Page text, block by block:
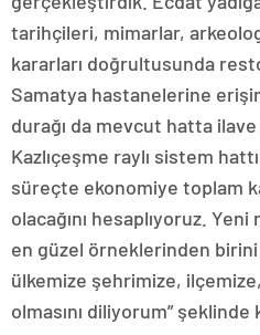
tarihçileri, mimarlar,
kararları doğrultusunda
Samatya hastanelerine
durağı da mevcut hatta
Kazlıçeşme raylı sistem
süreçte ekonomiye toplam
olacağını hesaplıyoruz.
en güzel örneklerinden
ülkemize şehrimize,
olmasını diliyorum” şeklinde